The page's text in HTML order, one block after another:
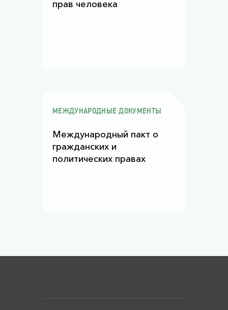
прав человека
МЕЖДУНАРОДНЫЕ ДОКУМЕНТЫ
Международный пакт о
гражданских и
политических правах